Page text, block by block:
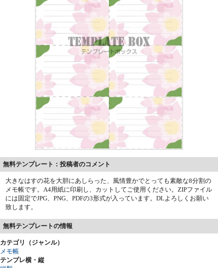
無料テンプレート：投稿者のコメント
大きなはすの花を大胆にあしらった、風情豊かでとっても素敵な8分割の
メモ帳です。A4用紙に印刷し、カットしてご使用ください。ZIPファイル
には固定でJPG、PNG、PDFの3形式が入っています。DLよろしくお願い
致します。
無料テンプレートの情報
カテゴリ（ジャンル）
メモ帳
テンプレ横・縦